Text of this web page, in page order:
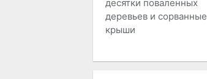
десятки поваленных
деревьев и сорванные
крыши